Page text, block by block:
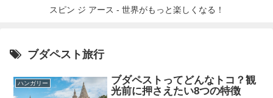
スピン ジ アース - 世界がもっと楽しくなる！
ブダペスト旅行
ハンガリー
ブダペストってどんなトコ？観
光前に押さえたい8つの特徴